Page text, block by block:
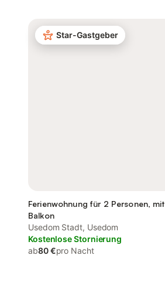
Star-Gastgeber
Ferienwohnung für 2 Personen, mit
Balkon
Usedom Stadt, Usedom
Kostenlose Stornierung
ab80 €pro Nacht